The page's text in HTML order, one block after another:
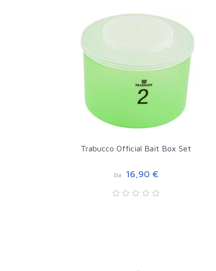
Trabucco Official Bait Box Set
Da 16,90 €